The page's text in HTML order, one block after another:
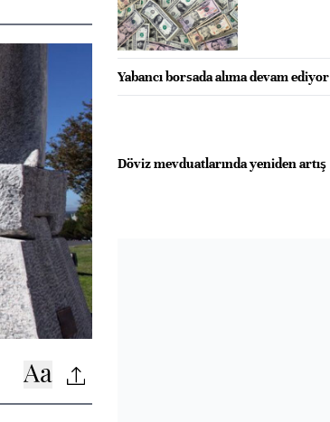
Yabancı borsada alıma devam ediyor
Döviz mevduatlarında yeniden artış